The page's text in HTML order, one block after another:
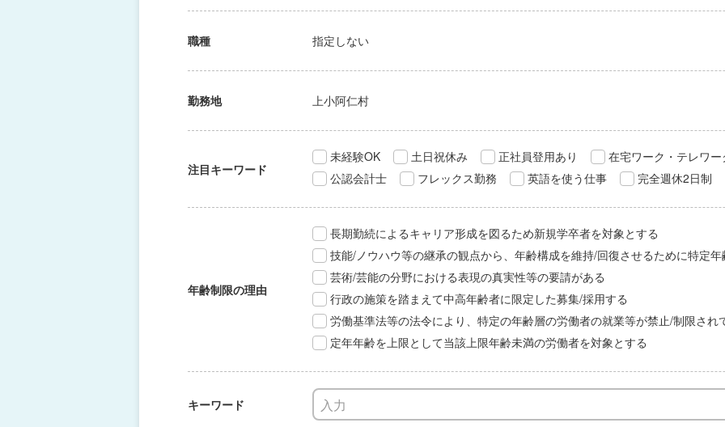
職種 指定しない
勤務地 上小阿仁村
注目キーワード
未経験OK 土日祝休み 正社員登用あり
在宅ワーク・テレワー
公認会計士
フレックス勤務 英語を使う仕事 完全週休2日制
年齢制限の理由
長期勤続によるキャリア形成を図るため新規学卒者を対象とする
技能/ノウハウ等の継承の観点から、年齢構成を維持/回復させるために特定
芸術/芸能の分野における表現の真実性等の要請がある
行政の施策を踏まえて中高年齢者に限定した募集/採用する
労働基準法等の法令により、特定の年齢層の労働者の就業等が禁止/制限され
定年年齢を上限として当該上限年齢未満の労働者を対象とする
キーワード